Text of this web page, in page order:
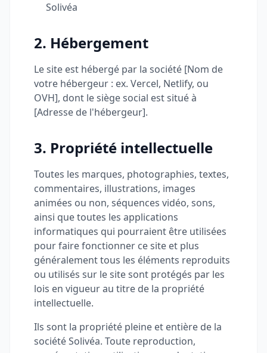
Solivéa
2. Hébergement
Le site est hébergé par la société [Nom de
votre hébergeur : ex. Vercel, Netlify, ou
OVH], dont le siège social est situé à
[Adresse de l'hébergeur].
3. Propriété intellectuelle
Toutes les marques, photographies, textes,
commentaires, illustrations, images
animées ou non, séquences vidéo, sons,
ainsi que toutes les applications
informatiques qui pourraient être utilisées
pour faire fonctionner ce site et plus
généralement tous les éléments reproduits
ou utilisés sur le site sont protégés par les
lois en vigueur au titre de la propriété
intellectuelle.
Ils sont la propriété pleine et entière de la
société Solivéa. Toute reproduction,